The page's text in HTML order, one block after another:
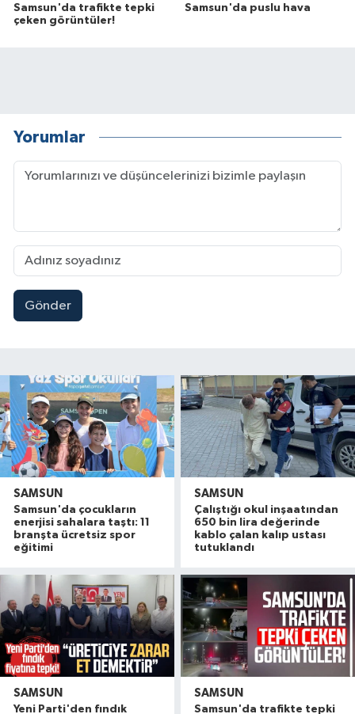
Samsun'da trafikte tepki
çeken görüntüler!
Samsun'da puslu hava
Yorumlar
Gönder
SAMSUN
Samsun'da çocukların
enerjisi sahalara taştı: 11
branşta ücretsiz spor
eğitimi
SAMSUN
Çalıştığı okul inşaatından
650 bin lira değerinde
kablo çalan kalıp ustası
tutuklandı
SAMSUN
Yeni Parti'den fındık
SAMSUN
Samsun'da trafikte tepki